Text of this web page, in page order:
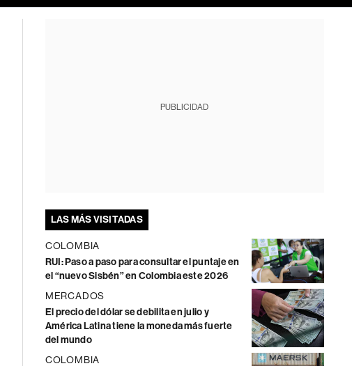
PUBLICIDAD
LAS MÁS VISITADAS
COLOMBIA
RUI: Paso a paso para consultar el puntaje en
el “nuevo Sisbén” en Colombia este 2026
MERCADOS
El precio del dólar se debilita en julio y
América Latina tiene la moneda más fuerte
del mundo
COLOMBIA